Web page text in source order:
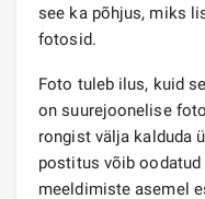
see ka põhjus, miks
fotosid.
Foto tuleb ilus, kuid
on suurejoonelise
rongist välja kalduda
postitus võib
meeldimiste asemel